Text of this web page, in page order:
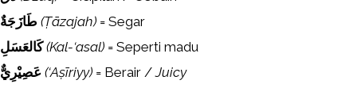
طَازَجَةٌ (Ṭāzajah) = Segar
كَالعَسَلِ (Kal-‘asal) = Seperti madu
عَصِيْرِيٌّ (‘Aṣīriyy) = Berair /Juicy